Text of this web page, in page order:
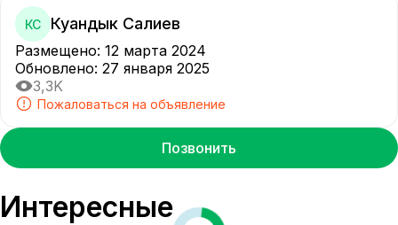
КС Куандык Салиев
Размещено: 12 марта 2024
Обновлено: 27 января 2025
3,3K
Пожаловаться на объявление
Позвонить
Интересные